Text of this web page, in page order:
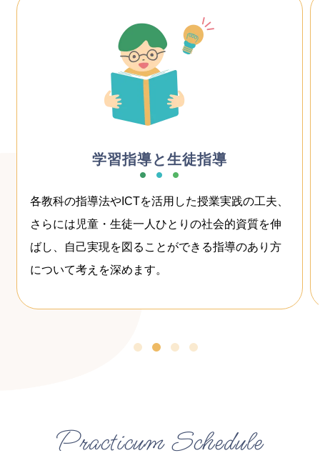
特別支援教育
特別な支援を必要とする児童・生徒への指導や支
援のあり方について学び、インクルーシブな社会
を実現するために必要な知識や技術について学び
ます。
Practicum Schedule